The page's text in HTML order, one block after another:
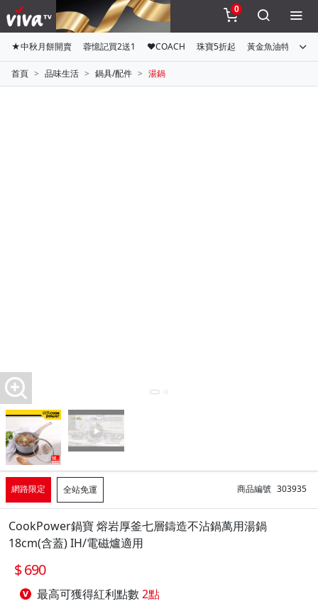
0
★中秋月餅開賣 蓉憶記買2送1 ♥COACH 珠寶5折起 黃金魚油特惠組
首頁 品味生活 鍋具/配件 湯鍋
網路限定 全站免運 商品編號 303935
CookPower鍋寶 熔岩厚釜七層鑄造不沾鍋萬用湯鍋
18cm(含蓋) IH/電磁爐適用
690
最高可獲得紅利點數 2點